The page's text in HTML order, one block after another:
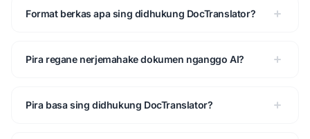
Format berkas apa sing didhukung DocTranslator?
Pira regane nerjemahake dokumen nganggo AI?
Pira basa sing didhukung DocTranslator?